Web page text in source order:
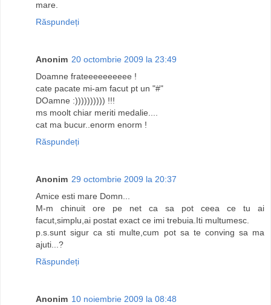
mare.
Răspundeți
Anonim 20 octombrie 2009 la 23:49
Doamne frateeeeeeeeee !
cate pacate mi-am facut pt un "#"
DOamne :)))))))))) !!!
ms moolt chiar meriti medalie....
cat ma bucur..enorm enorm !
Răspundeți
Anonim 29 octombrie 2009 la 20:37
Amice esti mare Domn...
M-m chinuit ore pe net ca sa pot ceea ce tu ai
facut,simplu,ai postat exact ce imi trebuia.Iti multumesc.
p.s.sunt sigur ca sti multe,cum pot sa te conving sa ma
ajuti...?
Răspundeți
Anonim 10 noiembrie 2009 la 08:48